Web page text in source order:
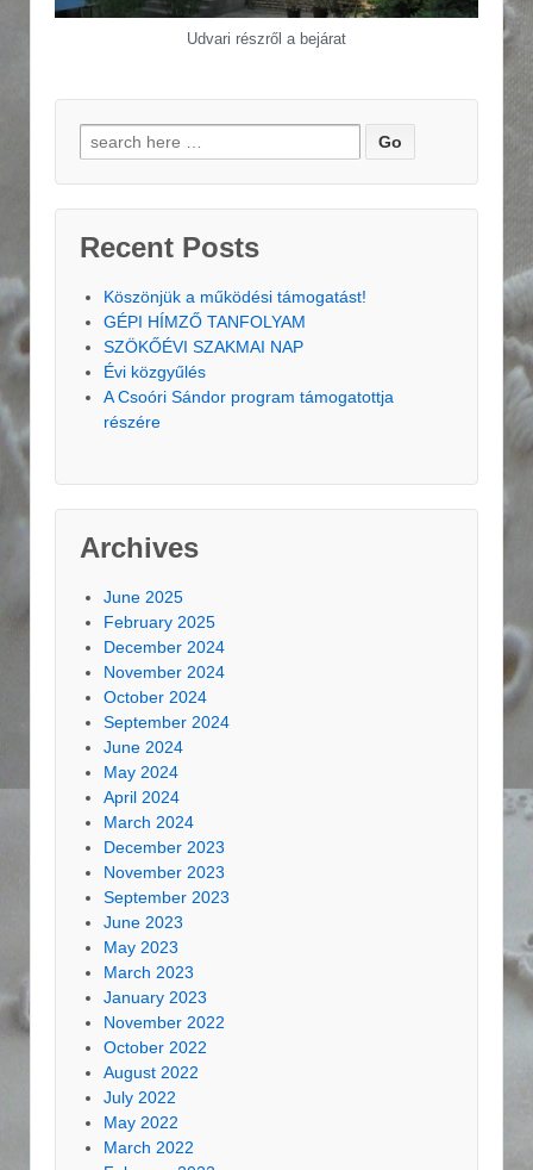
Udvari részről a bejárat
Search for:
Recent Posts
Köszönjük a működési támogatást!
GÉPI HÍMZŐ TANFOLYAM
SZÖKŐÉVI SZAKMAI NAP
Évi közgyűlés
A Csoóri Sándor program támogatottja
részére
Archives
June 2025
February 2025
December 2024
November 2024
October 2024
September 2024
June 2024
May 2024
April 2024
March 2024
December 2023
November 2023
September 2023
June 2023
May 2023
March 2023
January 2023
November 2022
October 2022
August 2022
July 2022
May 2022
March 2022